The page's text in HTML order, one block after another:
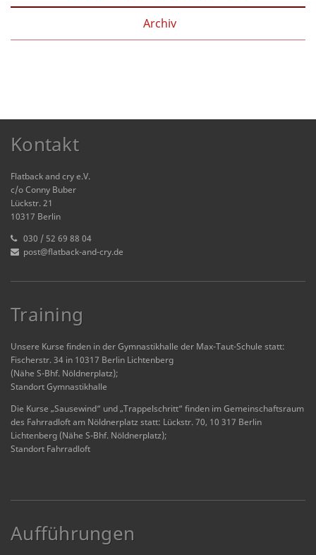
Archiv
Kontakt
Flatback and cry e.V.
c/o Conny Buber
Lückstr. 21
10317 Berlin
030 / 52 69 88 04
post@flatback-and-cry.de
Training
Unsere Kurse finden in der Gymnastikhalle der Max-Taut-Schule statt:
Fischerstr. 34 in 10317 Berlin Lichtenberg
(Nähe S-Bhf. Nöldnerplatz);
Standort Gymnastikhalle
Die Kurse „Sausewind“ und „Trappelschritt“ finden im Gemeinschaftsraum
des Fahrradloft am Nöldnerplatz statt: Lückstr. 70, 10 317 Berlin
Lichtenberg (Nähe S-Bhf. Nöldnerplatz);
Standort Fahrradloft
Aufführungen